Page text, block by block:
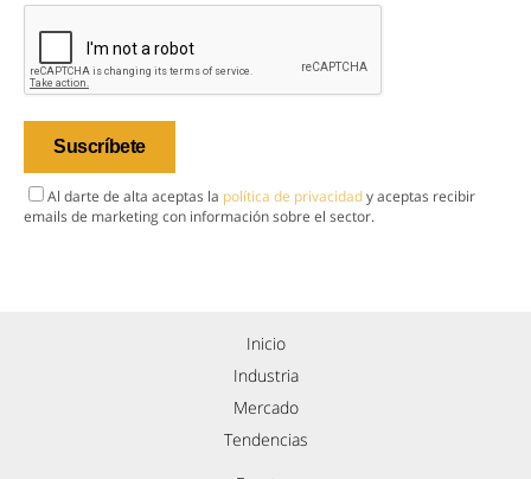
Al darte de alta aceptas la política de privacidady aceptas recibir
emails de marketing con información sobre el sector.
Inicio
Industria
Mercado
Tendencias